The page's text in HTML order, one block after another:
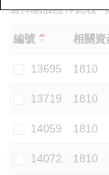
選擇認股證作比較*
編號 相關資
13695 1810
13719 1810
14059 1810
14072 1810
認股證分析儀
認股證速算機
認股證/牛熊證日誌
認股證文件及公告
新發行瑞銀牛熊證
已收回牛熊證剩餘
牛熊證到期結算價
牛熊證分析儀
街貨統計
三十大平均引伸波
科指成份股
相關資產沽空
中資ETFs溢價比較
AH 股價對照
牛熊證投資者教育
認股證牛熊證常問